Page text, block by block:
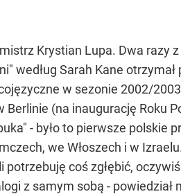
Krystian Lupa. Dwa razy
według Sarah Kane
w sezonie 2002/
(na inaugurację Roku
- było to pierwsze polskie
we Włoszech i w
coś zgłębić,
z samym sobą - powiedział